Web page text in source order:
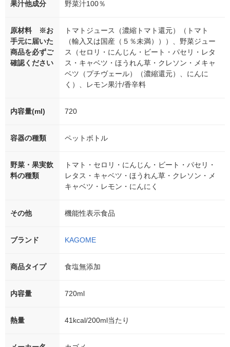
果汁他成分 野菜汁100％
原材料 ※お
手元に届いた
商品を必ずご
確認ください
トマトジュース（濃縮トマト還元）（トマト
（輸入又は国産（５％未満）））、野菜ジュー
ス（セロリ・にんじん・ビート・パセリ・レタ
ス・キャベツ・ほうれん草・クレソン・メキャ
ベツ（プチヴェール）（濃縮還元）、にんに
く）、レモン果汁/香辛料
内容量(ml) 720
容器の種類 ペットボトル
野菜・果実飲
料の種類
トマト・セロリ・にんじん・ビート・パセリ・
レタス・キャベツ・ほうれん草・クレソン・メ
キャベツ・レモン・にんにく
その他 機能性表示食品
ブランド KAGOME
商品タイプ 食塩無添加
内容量 720ml
熱量 41kcal/200ml当たり